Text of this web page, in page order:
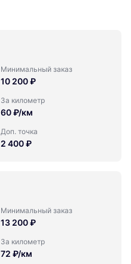
Минимальный заказ
10 200 ₽
За километр
60 ₽/км
Доп. точка
2 400 ₽
Минимальный заказ
13 200 ₽
За километр
72 ₽/км